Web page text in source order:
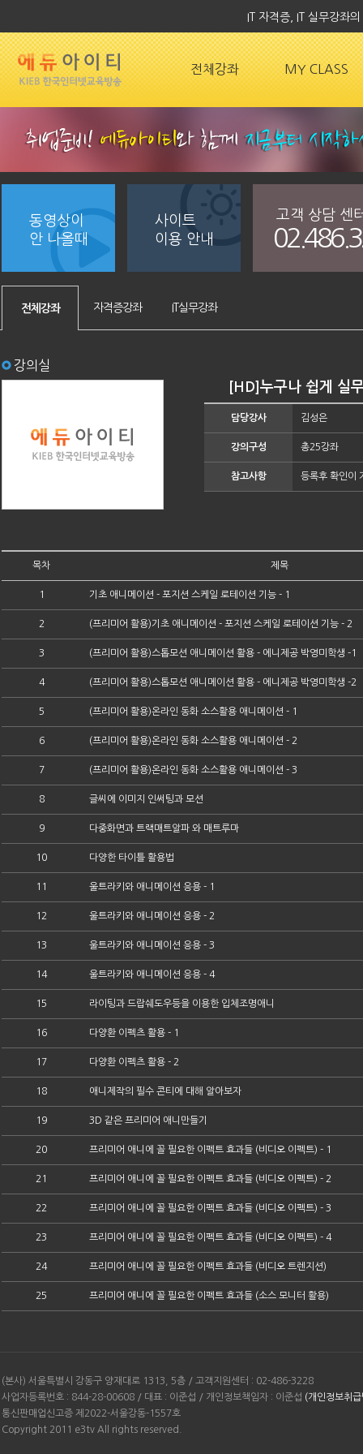
IT 자격증, IT 실무강좌
전체강좌 MY CLASS
동영상이
안 나올때
사이트
이용 안내
고객 상담 센
전체강좌 자격증강좌 IT실무강좌
강의실
[HD]누구나 쉽게 실
담당강사 김성은
강의구성 총25강좌
참고사항 등록후 확인이
목차 제목
1 기초 애니메이션 - 포지션 스케일 로테이션 기능 - 1
2 (프리미어 활용)기초 애니메이션 - 포지션 스케일 로테이션 기능 - 2
3 (프리미어 활용)스톱모션 애니메이션 활용 - 에니제공 박영미학생 -1
4 (프리미어 활용)스톱모션 애니메이션 활용 - 에니제공 박영미학생 -2
5 (프리미어 활용)온라인 동화 소스활용 애니메이션 - 1
6 (프리미어 활용)온라인 동화 소스활용 애니메이션 - 2
7 (프리미어 활용)온라인 동화 소스활용 애니메이션 - 3
8 글씨에 이미지 인써팅과 모션
9 다중화면과 트랙매트알파 와 매트루마
10 다양한 타이틀 활용법
11 울트라키와 애니메이션 응용 - 1
12 울트라키와 애니메이션 응용 - 2
13 울트라키와 애니메이션 응용 - 3
14 울트라키와 애니메이션 응용 - 4
15 라이팅과 드랍쉐도우등을 이용한 입체조명애니
16 다양환 이펙츠 활용 - 1
17 다양환 이펙츠 활용 - 2
18 애니제작의 필수 콘티에 대해 알아보자
19 3D 같은 프리미어 애니만들기
20 프리미어 애니에 꼴 필요한 이펙트 효과들 (비디오 이펙트) - 1
21 프리미어 애니에 꼴 필요한 이펙트 효과들 (비디오 이펙트) - 2
22 프리미어 애니에 꼴 필요한 이펙트 효과들 (비디오 이펙트) - 3
23 프리미어 애니에 꼴 필요한 이펙트 효과들 (비디오 이펙트) - 4
24 프리미어 애니에 꼴 필요한 이펙트 효과들 (비디오 트렌지션)
25 프리미어 애니에 꼴 필요한 이펙트 효과들 (소스 모니터 활용)
(본사) 서울특별시 강동구 양재대로 1313, 5층 / 고객지원센터 : 02-486-3228
사업자등록번호 : 844-28-00608 / 대표 : 이준섭 / 개인정보책임자 : 이준섭 (개인정보취
통신판매업신고증 제2022-서울강동-1557호
Copyright 2011 e3tv All rights reserved.